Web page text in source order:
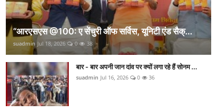
“आरएसएस @100: ए सेंचुरी ऑफ सर्विस, यूनिटी एंड सैक्...
suadmin Jul 18, 2026 0 38
बार - बार अपनी जान दांव पर क्यों लगा रहे हैं सोनम ...
suadmin Jul 16, 2026 0 36